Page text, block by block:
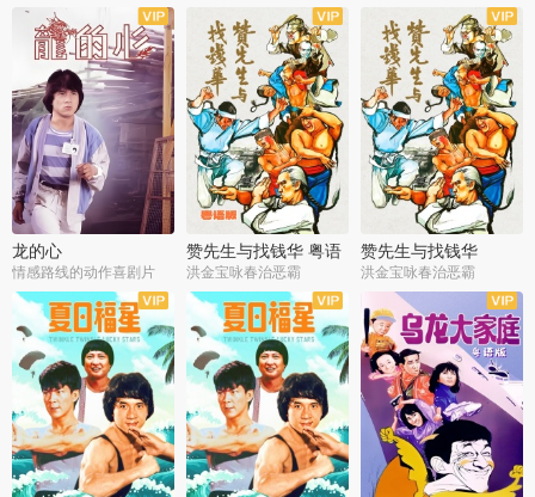
龙的心
情感路线的动作喜剧片
赞先生与找钱华 粤语
版
洪金宝咏春治恶霸
赞先生与找钱华
洪金宝咏春治恶霸